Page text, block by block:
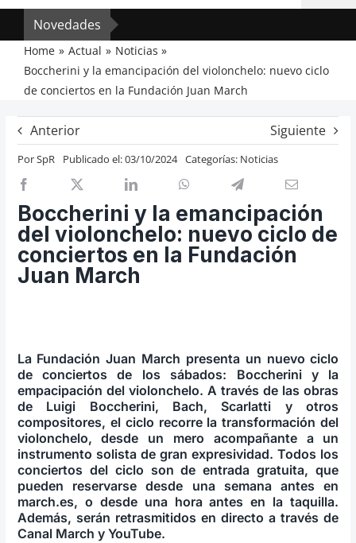
Inicio
Actual
Artículos
Previos de ópera
Entrevistas
Recomendación
Cosas de Beckmesser
Nosotros y privacidad
Buscar:
Novedades
Home Actual
Noticias
Boccherini y la emancipación del violonchelo: nuevo ciclo
de conciertos en la Fundación Juan March
Anterior Siguiente
PorSpR Publicado el: 03/10/2024 Categorías: Noticias
Boccherini y la emancipación
del violonchelo: nuevo ciclo de
conciertos en la Fundación
Juan March
La Fundación Juan March presenta un nuevo ciclo
de conciertos de los sábados: Boccherini y la
empacipación del violonchelo. A través de las obras
de Luigi Boccherini, Bach, Scarlatti y otros
compositores, el ciclo recorre la transformación del
violonchelo, desde un mero acompañante a un
instrumento solista de gran expresividad. Todos los
conciertos del ciclo son de entrada gratuita, que
pueden reservarse desde una semana antes en
march.es, o desde una hora antes en la taquilla.
Además, serán retrasmitidos en directo a través de
Canal March y YouTube.